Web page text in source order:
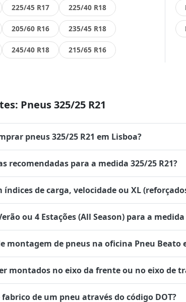
225/45 R17 225/40 R18
205/60 R16 235/45 R18
245/40 R18 215/65 R16
Pneus 325/25 R21
pneus 325/25 R21 em Lisboa?
recomendadas para a medida 325/25 R21?
de carga, velocidade ou XL
ou 4 Estações (All Season) para a medida
montagem de pneus na oficina Pneu Beato
montados no eixo da frente ou no eixo de
de um pneu através do código DOT?